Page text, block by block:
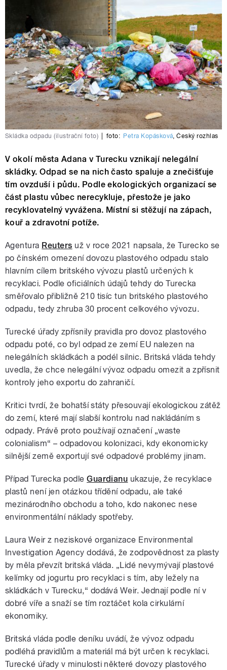
Skládka odpadu (ilustrační foto) foto: Petra Kopásková,Český rozhlas
V okolí města Adana v Turecku vznikají nelegální
skládky. Odpad se na nich často spaluje a znečišťuje
tím ovzduší i půdu. Podle ekologických organizací se
část plastu vůbec nerecykluje, přestože je jako
recyklovatelný vyvážena. Místní si stěžují na zápach,
kouř a zdravotní potíže.
Agentura Reuters už v roce 2021 napsala, že Turecko se
po čínském omezení dovozu plastového odpadu stalo
hlavním cílem britského vývozu plastů určených k
recyklaci. Podle oficiálních údajů tehdy do Turecka
směřovalo přibližně 210 tisíc tun britského plastového
odpadu, tedy zhruba 30 procent celkového vývozu.
Turecké úřady zpřísnily pravidla pro dovoz plastového
odpadu poté, co byl odpad ze zemí EU nalezen na
nelegálních skládkách a podél silnic. Britská vláda tehdy
uvedla, že chce nelegální vývoz odpadu omezit a zpřísnit
kontroly jeho exportu do zahraničí.
Kritici tvrdí, že bohatší státy přesouvají ekologickou zátěž
do zemí, které mají slabší kontrolu nad nakládáním s
odpady. Právě proto používají označení „waste
colonialism“ – odpadovou kolonizaci, kdy ekonomicky
silnější země exportují své odpadové problémy jinam.
Případ Turecka podleGuardianu ukazuje, že recyklace
plastů není jen otázkou třídění odpadu, ale také
mezinárodního obchodu a toho, kdo nakonec nese
environmentální náklady spotřeby.
Laura Weir z neziskové organizace Environmental
Investigation Agency dodává, že zodpovědnost za plasty
by měla převzít britská vláda. „Lidé nevymývají plastové
kelímky od jogurtu pro recyklaci s tím, aby ležely na
skládkách v Turecku,“ dodává Weir. Jednají podle ní v
dobré víře a snaží se tím roztáčet kola cirkulární
ekonomiky.
Britská vláda podle deníku uvádí, že vývoz odpadu
podléhá pravidlům a materiál má být určen k recyklaci.
Turecké úřady v minulosti některé dovozy plastového